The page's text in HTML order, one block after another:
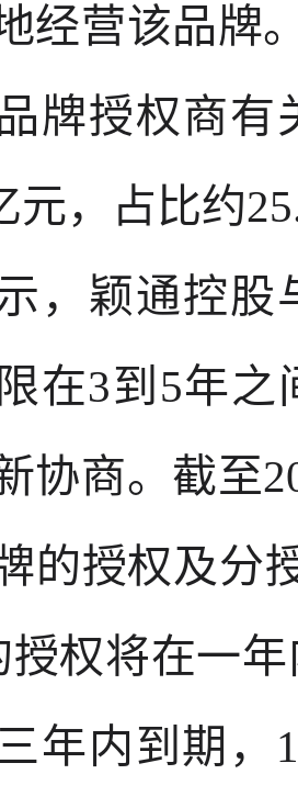
经营该品牌
牌授权商
元，占比约
，颖通控股
在3到5年
协商。截至
的授权及分
授权将在一
年内到期，